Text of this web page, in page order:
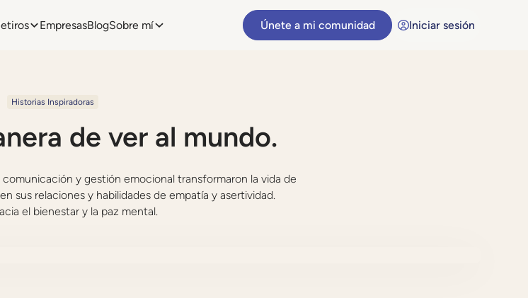
EmpresasBlogSobre mí Únete a mi comunidad Iniciar sesión
Historias Inspiradoras
de ver al mundo.
y gestión emocional transformaron la vida de
sus relaciones y habilidades de empatía y asertividad.
el bienestar y la paz mental.